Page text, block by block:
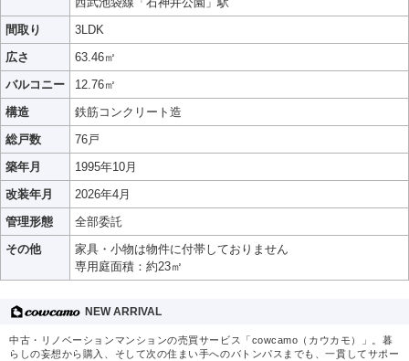
間取り
3LDK
広さ
63.46㎡
バルコニー
12.76㎡
構造
鉄筋コンクリート造
総戸数
76戸
築年月
1995年10月
改装年月
2026年4月
管理形態
全部委託
その他
家具・小物は物件に付帯しておりません
専用庭面積：約23㎡
NEW ARRIVAL
中古・リノベーションマンションの売買サービス「cowcamo（カウカモ）」。暮
らしの妄想から購入、そして次の住まい手へのバトンパスまでも、一貫してサポー